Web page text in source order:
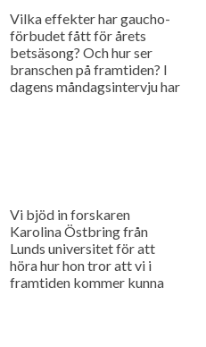
Vilka effekter har gaucho-
förbudet fått för årets
betsäsong? Och hur ser
branschen på framtiden? I
dagens måndagsintervju har
Vi bjöd in forskaren
Karolina Östbring från
Lunds universitet för att
höra hur hon tror att vi i
framtiden kommer kunna